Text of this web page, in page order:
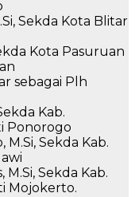
Sekda Kota Blitar
Kota Pasuruan
sebagai Plh
Kab.
Ponorogo
Sekda Kab.
M.Si, Sekda Kab.
Mojokerto.